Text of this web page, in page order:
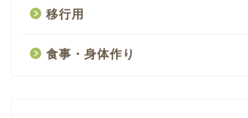
移行用
食事・身体作り